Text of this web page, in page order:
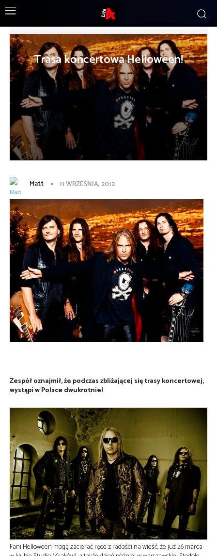
Trasa koncertowa Helloween!
Matt 11 WRZEŚNIA, 2012
Zespół oznajmił, że podczas zbliżającej się trasy koncertowej,
wystąpi w Polsce dwukrotnie!
Fani Helloween mogą zacierać ręce z radości na wieść, że już 26 marca